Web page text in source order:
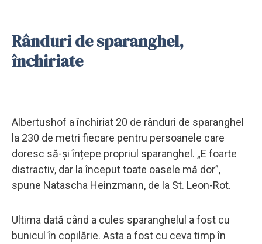
Rânduri de sparanghel,
închiriate
Albertushof a închiriat 20 de rânduri de sparanghel
la 230 de metri fiecare pentru persoanele care
doresc să-și înțepe propriul sparanghel. „E foarte
distractiv, dar la început toate oasele mă dor”,
spune Natascha Heinzmann, de la St. Leon-Rot.
Ultima dată când a cules sparanghelul a fost cu
bunicul în copilărie. Asta a fost cu ceva timp în